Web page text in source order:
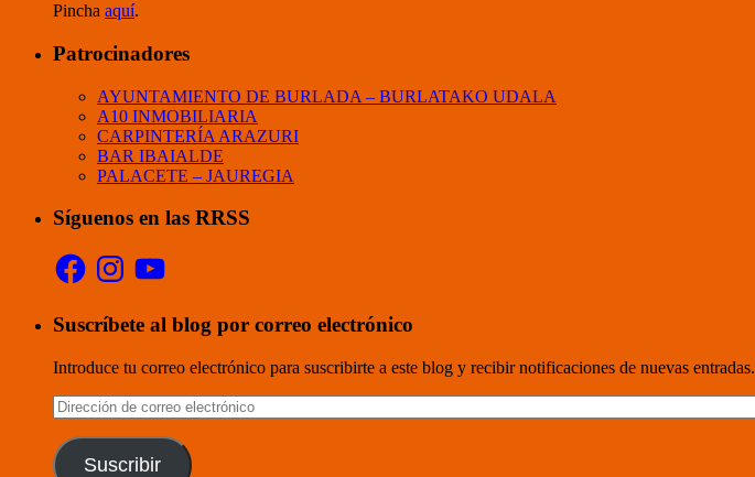
Pincha aquí.
Patrocinadores
AYUNTAMIENTO DE BURLADA – BURLATAKO UDALA
A10 INMOBILIARIA
CARPINTERÍA ARAZURI
BAR IBAIALDE
PALACETE – JAUREGIA
Síguenos en las RRSS
FacebookInstagramYouTube
Suscríbete al blog por correo electrónico
Introduce tu correo electrónico para suscribirte a este blog y recibir notificaciones de nuevas entradas.
Dirección
de
correo
electrónico
Suscribir